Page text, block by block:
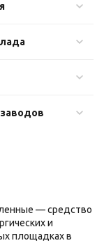
— средство
и
площадках в